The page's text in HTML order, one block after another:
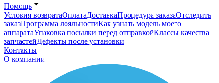
Помощь
Условия возвратаОплатаДоставкаПроцедура заказаОтследить
заказПрограмма лояльностиКак узнать модель моего
аппаратаУпаковка посылки перед отправкойКлассы качества
запчастейДефекты после установки
Контакты
О компании